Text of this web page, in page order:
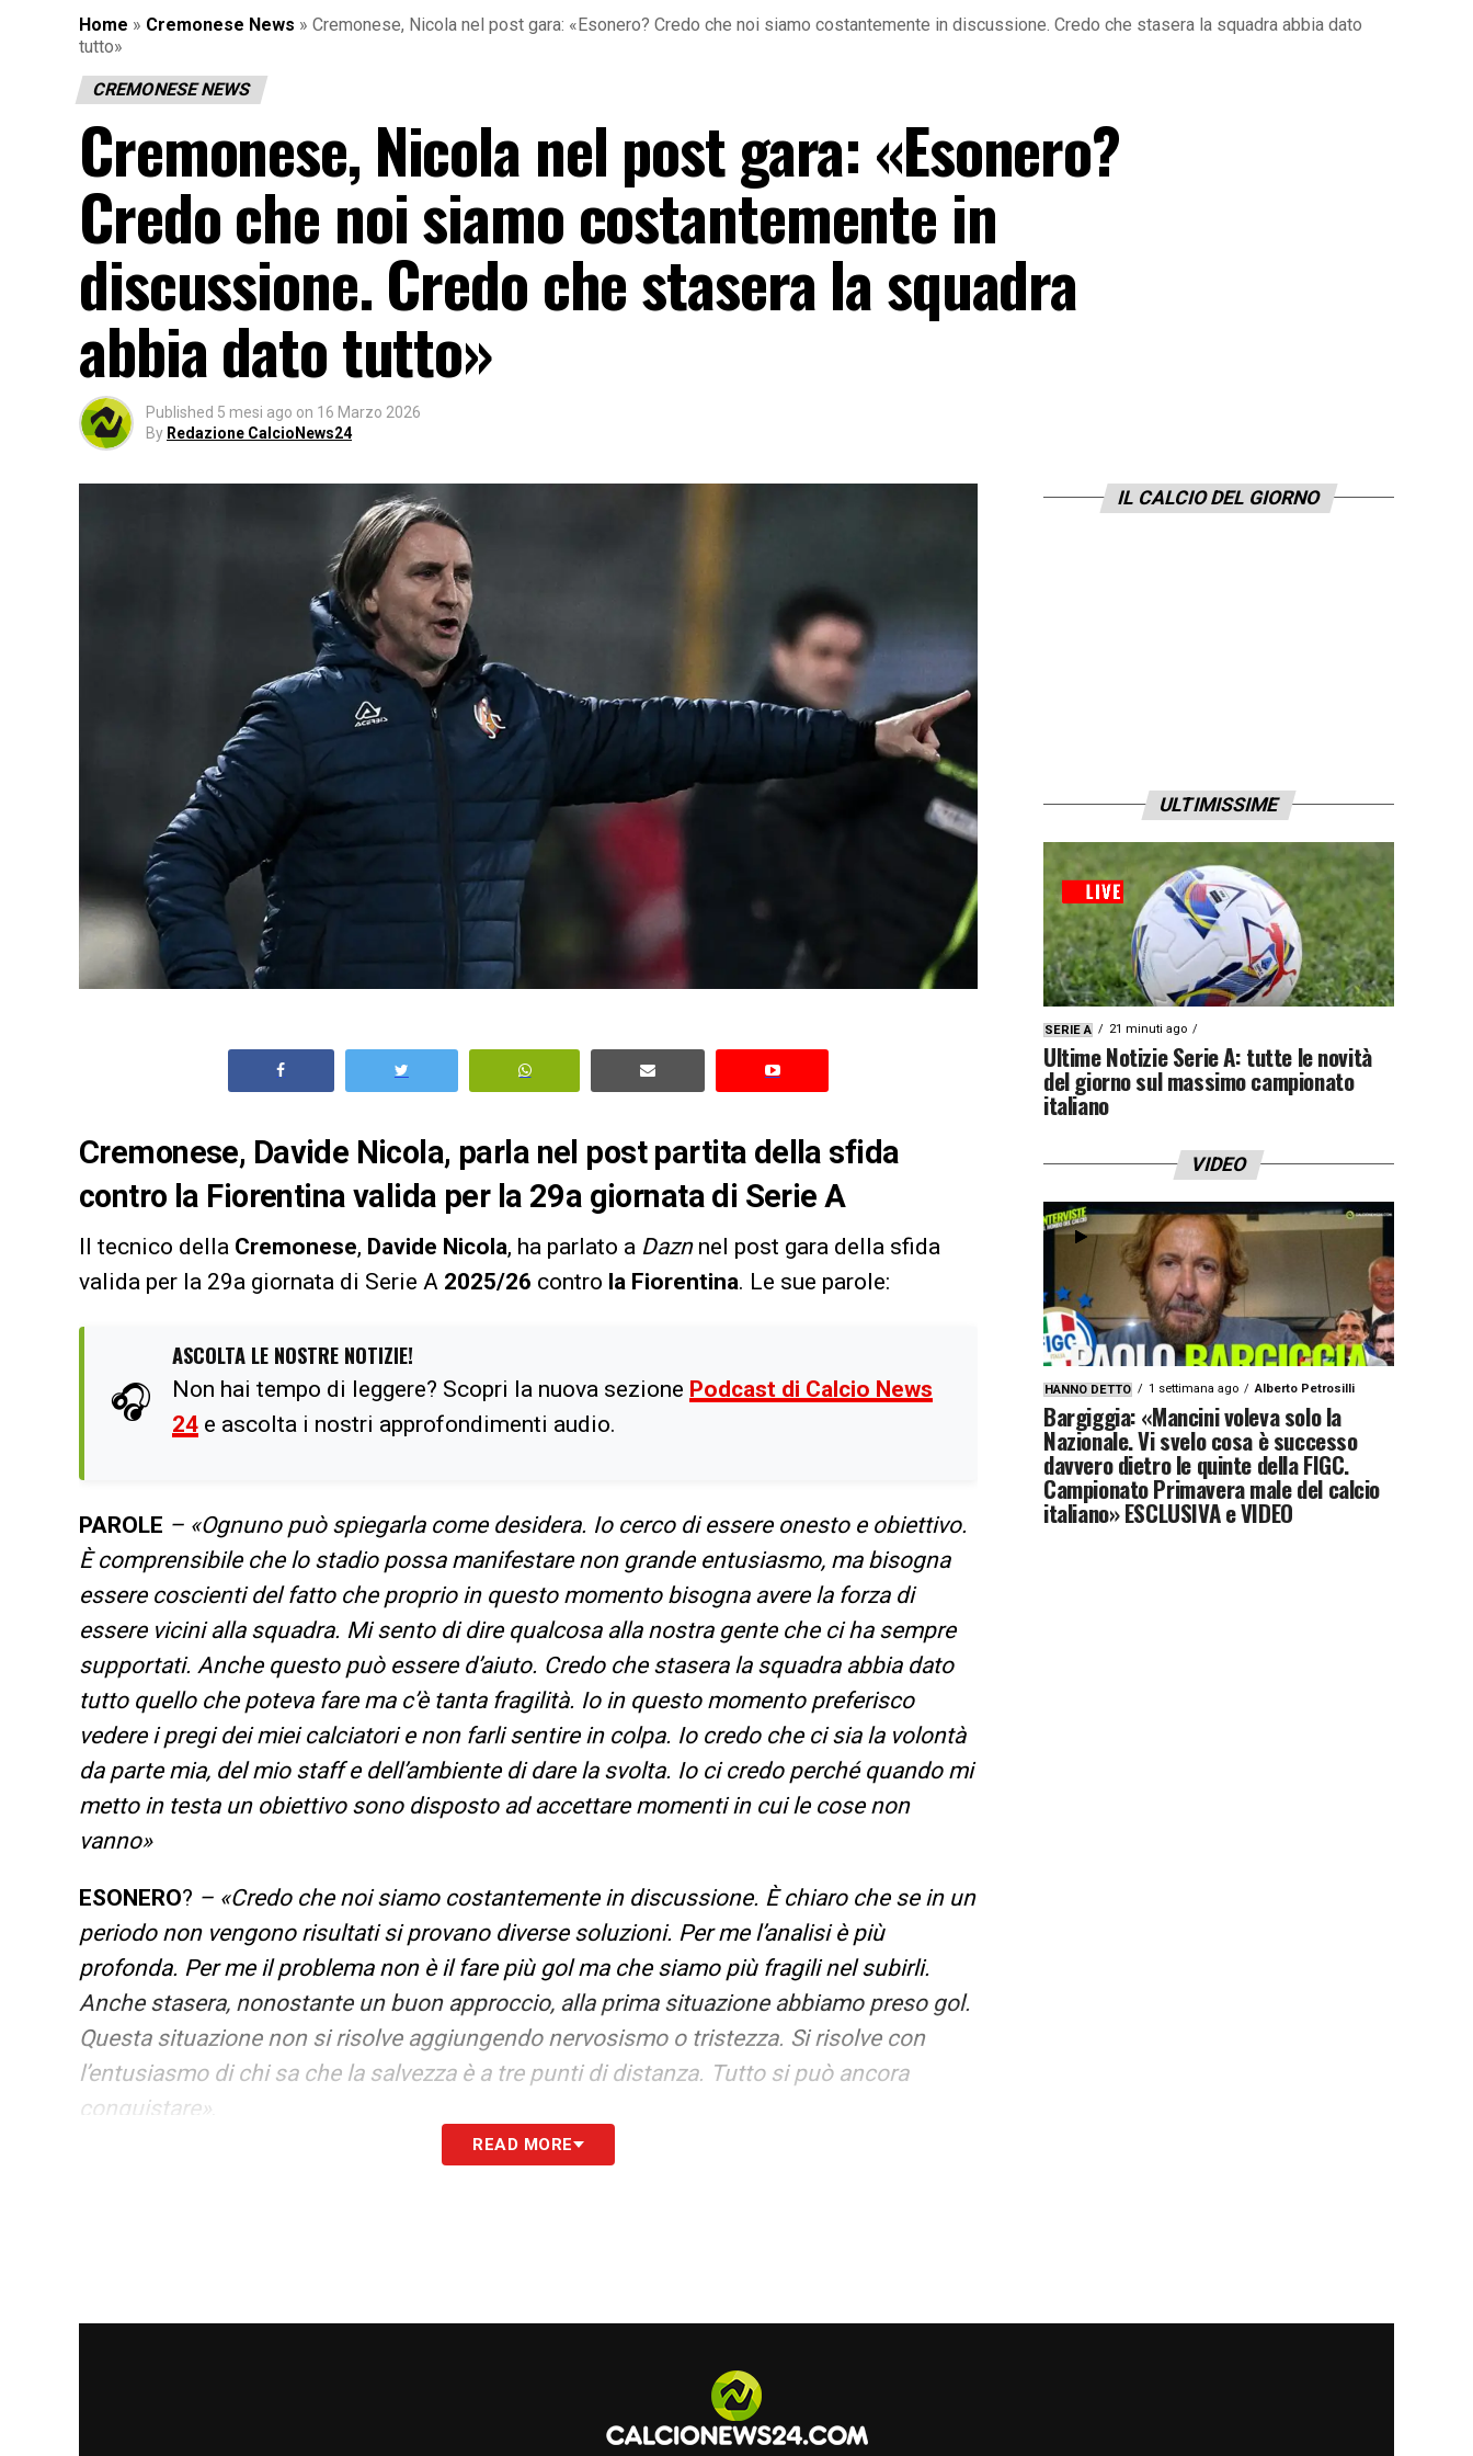
Home » Cremonese News » Cremonese, Nicola nel post gara: «Esonero? Credo che noi siamo costantemente in discussione. Credo che stasera la squadra abbia dato
tutto»
CREMONESE NEWS
Cremonese, Nicola nel post gara: «Esonero?
Credo che noi siamo costantemente in
discussione. Credo che stasera la squadra
abbia dato tutto»
Published 5 mesi ago on 16 Marzo 2026
By Redazione CalcioNews24
Cremonese, Davide Nicola, parla nel post partita della sfida
contro la Fiorentina valida per la 29a giornata di Serie A
Il tecnico della Cremonese, Davide Nicola, ha parlato a Dazn nel post gara della sfida
valida per la 29a giornata di Serie A 2025/26 contro la Fiorentina. Le sue parole:
🎧
ASCOLTA LE NOSTRE NOTIZIE!
Non hai tempo di leggere? Scopri la nuova sezione Podcast di Calcio News
24 e ascolta i nostri approfondimenti audio.
PAROLE – «Ognuno può spiegarla come desidera. Io cerco di essere onesto e obiettivo.
È comprensibile che lo stadio possa manifestare non grande entusiasmo, ma bisogna
essere coscienti del fatto che proprio in questo momento bisogna avere la forza di
essere vicini alla squadra. Mi sento di dire qualcosa alla nostra gente che ci ha sempre
supportati. Anche questo può essere d’aiuto. Credo che stasera la squadra abbia dato
tutto quello che poteva fare ma c’è tanta fragilità. Io in questo momento preferisco
vedere i pregi dei miei calciatori e non farli sentire in colpa. Io credo che ci sia la volontà
da parte mia, del mio staff e dell’ambiente di dare la svolta. Io ci credo perché quando mi
metto in testa un obiettivo sono disposto ad accettare momenti in cui le cose non
vanno»
ESONERO? – «Credo che noi siamo costantemente in discussione. È chiaro che se in un
periodo non vengono risultati si provano diverse soluzioni. Per me l’analisi è più
profonda. Per me il problema non è il fare più gol ma che siamo più fragili nel subirli.
Anche stasera, nonostante un buon approccio, alla prima situazione abbiamo preso gol.
Questa situazione non si risolve aggiungendo nervosismo o tristezza. Si risolve con
l’entusiasmo di chi sa che la salvezza è a tre punti di distanza. Tutto si può ancora
conquistare»
READ MORE
IL CALCIO DEL GIORNO
ULTIMISSIME
SERIE A 21 minuti ago
Ultime Notizie Serie A: tutte le novità
del giorno sul massimo campionato
italiano
VIDEO
HANNO DETTO 1 settimana ago Alberto Petrosilli
Bargiggia: «Mancini voleva solo la
Nazionale. Vi svelo cosa è successo
davvero dietro le quinte della FIGC.
Campionato Primavera male del calcio
italiano» ESCLUSIVA e VIDEO